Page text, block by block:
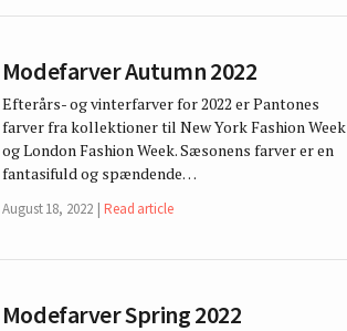
Modefarver Autumn 2022
Efterårs- og vinterfarver for 2022 er Pantones
farver fra kollektioner til New York Fashion Week
og London Fashion Week. Sæsonens farver er en
fantasifuld og spændende…
August 18, 2022 Read article
Modefarver Spring 2022